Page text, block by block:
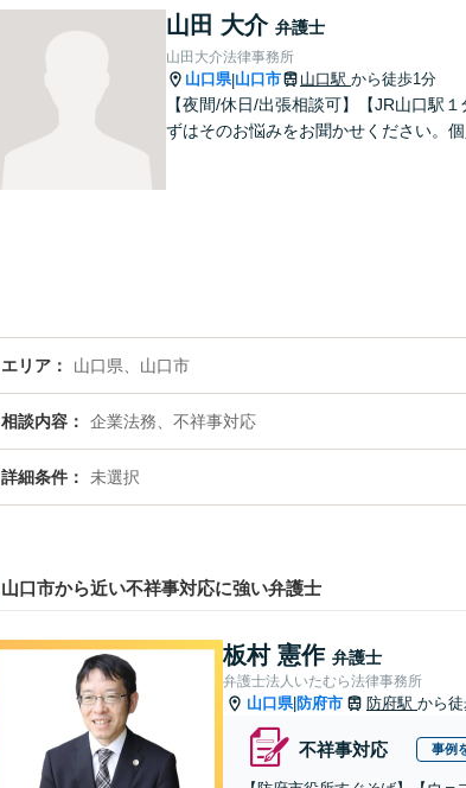
山田 大介 弁護士
山田大介法律事務所
山口県|山口市 山口駅 から徒歩1分
【夜間/休日/出張相談可】【JR山口駅
ずはそのお悩みをお聞かせください。
エリア 山口県、山口市
相談内容 企業法務、不祥事対応
詳細条件 未選択
山口市から近い不祥事対応に強い弁護士
板村 憲作 弁護士
弁護士法人いたむら法律事務所
山口県| 防府市 防府駅 から
不祥事対応 事例